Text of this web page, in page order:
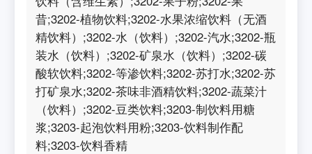
昔;3202-植物饮料;3202-水果浓缩饮料（无酒
精饮料）;3202-水（饮料）;3202-汽水;3202-瓶
装水（饮料）;3202-矿泉水（饮料）;3202-碳
酸软饮料;3202-等渗饮料;3202-苏打水;3202-苏
打矿泉水;3202-茶味非酒精饮料;3202-蔬菜汁
（饮料）;3202-豆类饮料;3203-制饮料用糖
浆;3203-起泡饮料用粉;3203-饮料制作配
料;3203-饮料香精